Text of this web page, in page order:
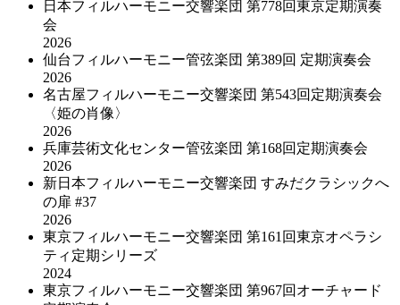
日本フィルハーモニー交響楽団 第778回東京定期演奏
会
2026
仙台フィルハーモニー管弦楽団 第389回 定期演奏会
2026
名古屋フィルハーモニー交響楽団 第543回定期演奏会
〈姫の肖像〉
2026
兵庫芸術文化センター管弦楽団 第168回定期演奏会
2026
新日本フィルハーモニー交響楽団 すみだクラシックへ
の扉 #37
2026
東京フィルハーモニー交響楽団 第161回東京オペラシ
ティ定期シリーズ
2024
東京フィルハーモニー交響楽団 第967回オーチャード